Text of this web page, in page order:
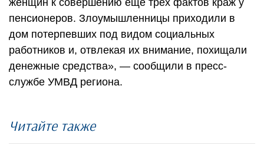
пенсионеров. Злоумышленницы приходили в
дом потерпевших под видом социальных
работников и, отвлекая их внимание, похищали
денежные средства», — сообщили в пресс-
службе УМВД региона.
Читайте также